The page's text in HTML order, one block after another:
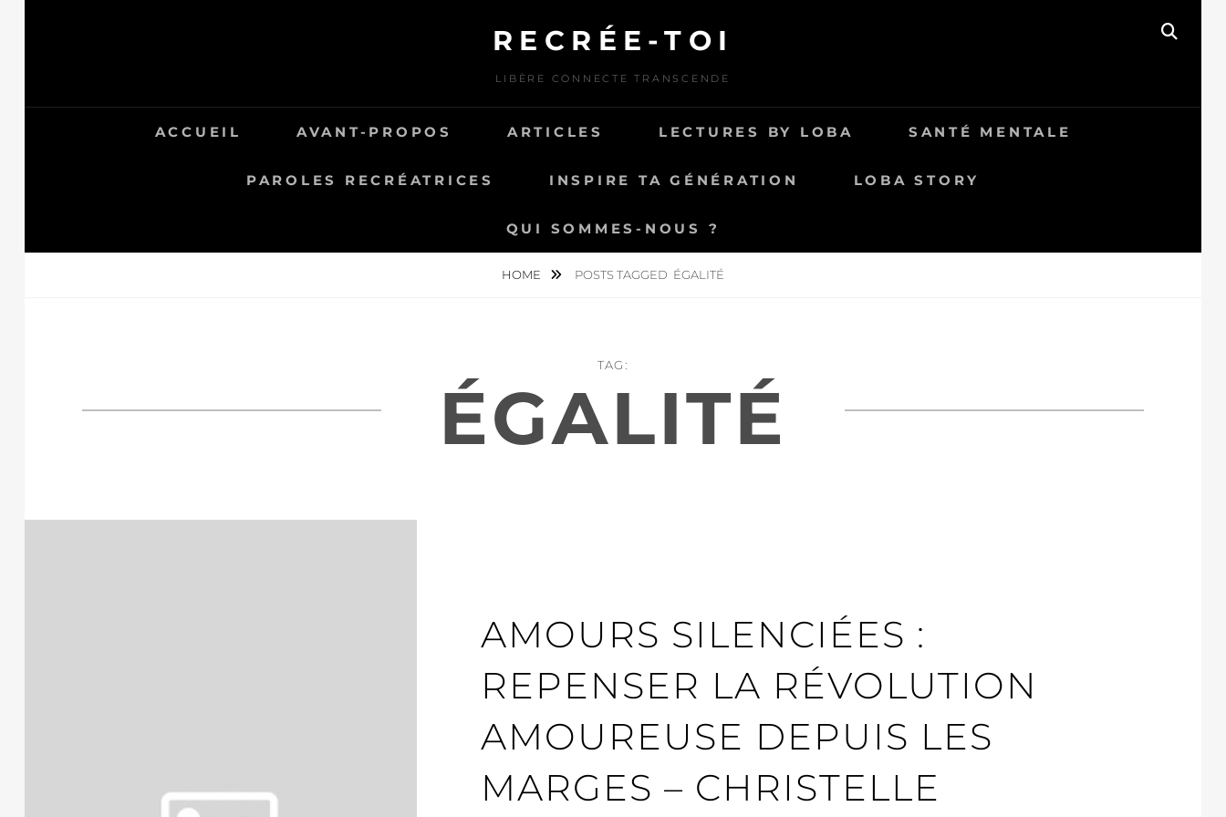
RECRÉE-TOI
LIBÈRE CONNECTE TRANSCENDE
ACCUEIL AVANT-PROPOS ARTICLES LECTURES BY LOBA SANTÉ MENTALE
PAROLES RECRÉATRICES INSPIRE TA GÉNÉRATION LOBA STORY
QUI SOMMES-NOUS ?
HOME POSTS TAGGED ÉGALITÉ
TAG:
ÉGALITÉ
AMOURS SILENCIÉES :
REPENSER LA RÉVOLUTION
AMOUREUSE DEPUIS LES
MARGES – CHRISTELLE